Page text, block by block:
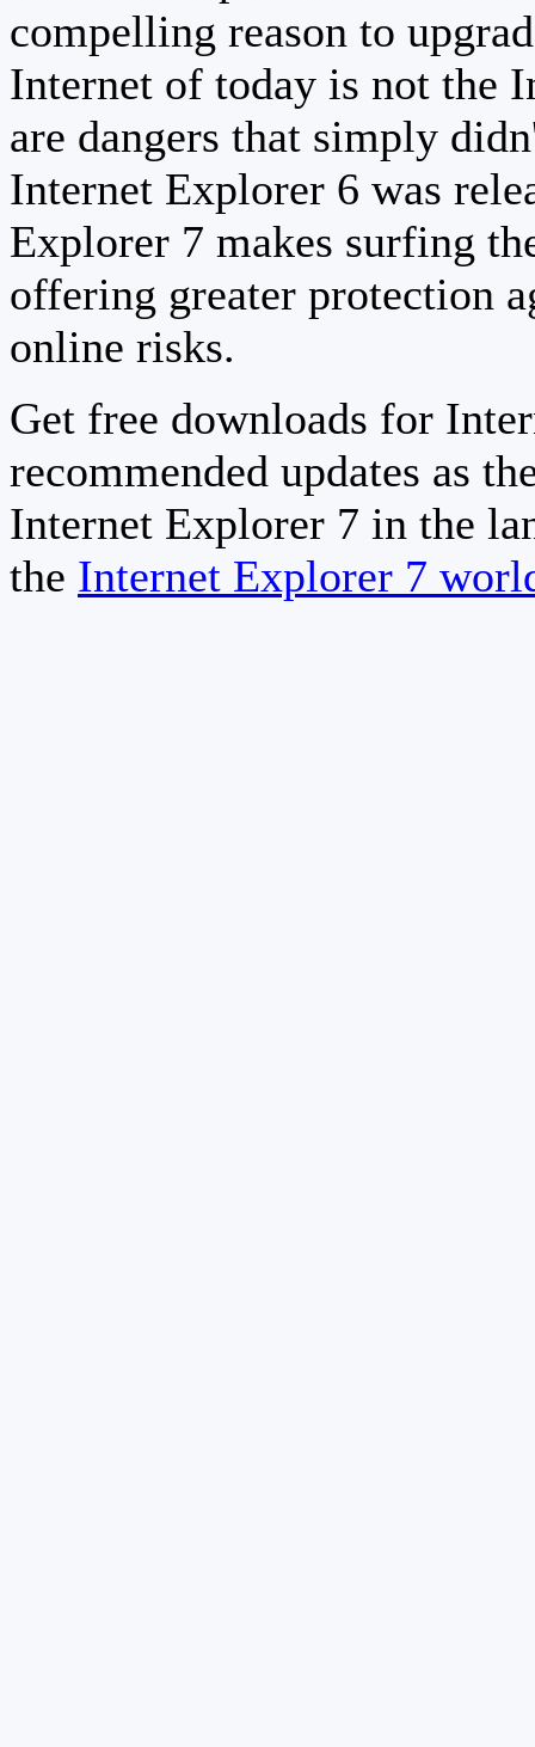
compelling reason to
Internet of today is not the
are dangers that simply
Internet Explorer 6 was
Explorer 7 makes surfing
offering greater protection
online risks.
Get free downloads for
recommended updates as
Internet Explorer 7 in the
the Internet Explorer 7